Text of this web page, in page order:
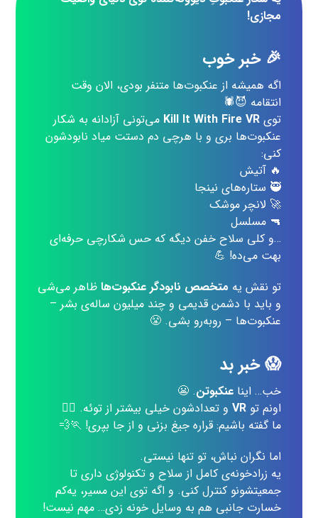
مجازی!
🎉 خبر خوب
اگه همیشه از عنکبوت‌ها متنفر بودی، الان وقت
انتقامه 😈🕷️
تویKill It With Fire VR می‌تونی آزادانه به شکار
عنکبوت‌ها بری و با هرچی دم دستت میاد نابودشون
کنی:
🔥 آتیش
🥷 ستاره‌های نینجا
🚀 لانچر موشک
🔫 مسلسل
…و کلی سلاح خفن دیگه که حس شکارچی حرفه‌ای
بهت می‌ده! 💪
تو نقش یه متخصص نابودگر عنکبوت‌ها ظاهر می‌شی
و باید با دشمن قدیمی و چند میلیون ساله‌ی بشر –
عنکبوت‌ها – روبه‌رو بشی. 😤
😱 خبر بد
خب… ایناعنکبوتن. 😬
اونم توVR و تعدادشون خیلی بیشتر از توئه. 😵‍💫
ما گفته باشیم: قراره جیغ بزنی و از جا بپری! 🏃💨
اما نگران نباش، تو تنها نیستی.
یه زرادخونه‌ی کامل از سلاح و تکنولوژی داری تا
جمعیتشونو کنترل کنی. و اگه توی این مسیر، یه‌کم
خسارت جانبی هم به وسایل خونه زدی… مهم نیست!